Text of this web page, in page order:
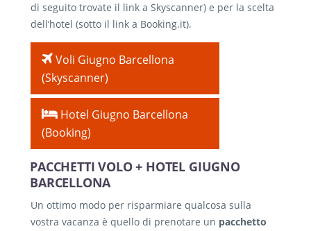
di seguito trovate il link a Skyscanner) e per la scelta
dell’hotel (sotto il link a Booking.it).
Voli Giugno Barcellona
(Skyscanner)
Hotel Giugno Barcellona
(Booking)
PACCHETTI VOLO + HOTEL GIUGNO
BARCELLONA
Un ottimo modo per risparmiare qualcosa sulla
vostra vacanza è quello di prenotare un pacchetto